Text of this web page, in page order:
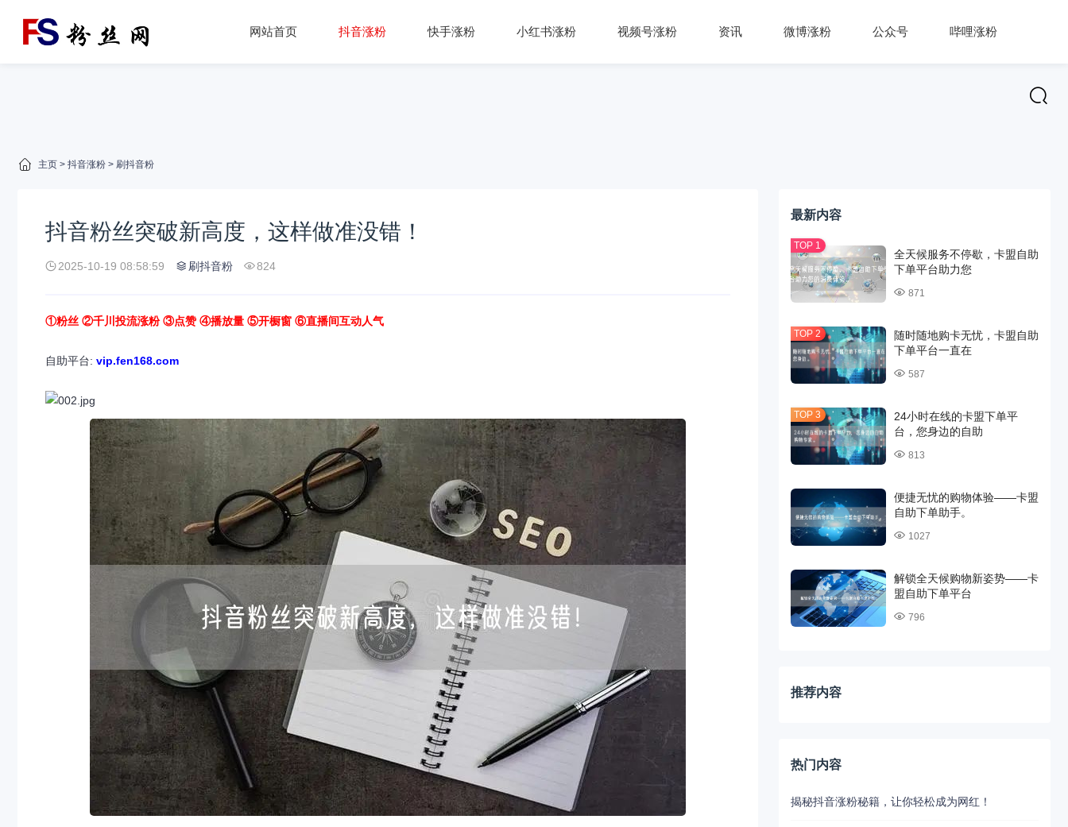
网站首页 抖音涨粉 快手涨粉 小红书涨粉 视频号涨粉 资讯 微博涨粉 公众号 哔哩涨粉
主页 > 抖音涨粉 > 刷抖音粉
抖音粉丝突破新高度，这样做准没错！
2025-10-19 08:58:59 刷抖音粉 824
①粉丝 ②千川投流涨粉 ③点赞 ④播放量 ⑤开橱窗 ⑥直播间互动人气
自助平台: vip.fen168.com
最新内容
全天候服务不停歇，卡盟自助
下单平台助力您
871
随时随地购卡无忧，卡盟自助
下单平台一直在
587
24小时在线的卡盟下单平
台，您身边的自助
813
便捷无忧的购物体验——卡盟
自助下单助手。
1027
解锁全天候购物新姿势——卡
盟自助下单平台
796
推荐内容
热门内容
揭秘抖音涨粉秘籍，让你轻松成为网红！